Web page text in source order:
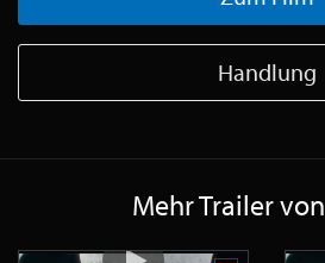
Handlung
Mehr Trailer von